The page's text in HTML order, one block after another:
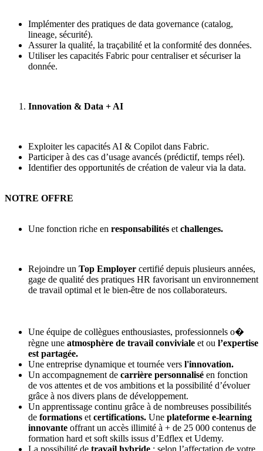
Implémenter des pratiques de data governance (catalog,
lineage, sécurité).
Assurer la qualité, la traçabilité et la conformité des données.
Utiliser les capacités Fabric pour centraliser et sécuriser la
donnée.
Innovation & Data + AI
Exploiter les capacités AI & Copilot dans Fabric.
Participer à des cas d’usage avancés (prédictif, temps réel).
Identifier des opportunités de création de valeur via la data.
NOTRE OFFRE
Une fonction riche en responsabilités et challenges.
Rejoindre un Top Employer certifié depuis plusieurs années,
gage de qualité des pratiques HR favorisant un environnement
de travail optimal et le bien-être de nos collaborateurs.
Une équipe de collègues enthousiastes, professionnels o�
règne une atmosphère de travail conviviale et ou l’expertise
est partagée.
Une entreprise dynamique et tournée vers l'innovation.
Un accompagnement de carrière personnalisé en fonction
de vos attentes et de vos ambitions et la possibilité d’évoluer
grâce à nos divers plans de développement.
Un apprentissage continu grâce à de nombreuses possibilités
de formations et certifications. Une plateforme e-learning
innovante offrant un accès illimité à + de 25 000 contenus de
formation hard et soft skills issus d’Edflex et Udemy.